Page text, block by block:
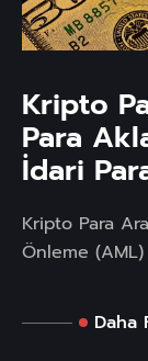
Kripto
Para
İdari
Kripto Para
Önleme (AML)
Daha